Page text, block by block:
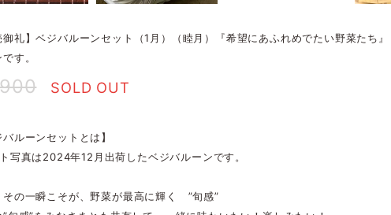
御礼】ベジバルーンセット（1月）（睦月）『希望にあふれめでたい野菜た
す。
SOLD OUT
バルーンセットとは】
写真は2024年12月出荷したベジバルーンです。
その一瞬こそが、野菜が最高に輝く ”旬感”